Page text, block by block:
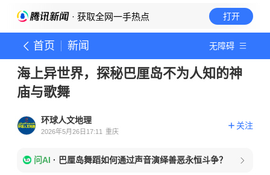
· 获取全网一手热点 打开
首页 新闻 无障碍
海上异世界，探秘巴厘岛不为人知的神
庙与歌舞
环球人文地理
2026年5月26日17:11 重庆
关注
问AI · 巴厘岛舞蹈如何通过声音演绎善恶永恒斗争？